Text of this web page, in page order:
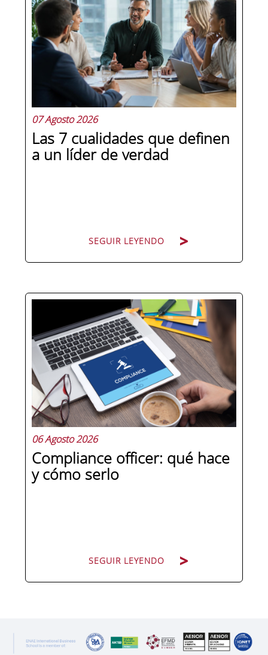
07 Agosto 2026
Las 7 cualidades que definen
a un líder de verdad
SEGUIR LEYENDO
Hay personas que ocupan puestos de
dirección y hay personas que lideran.
La diferencia no está en el cargo ni en
la antigüedad, sino en un conjunto de
competencias que se pueden
aprender, practicar y medir. Si te
preguntas qué separa a un directivo...
06 Agosto 2026
Compliance officer: qué hace
y cómo serlo
SEGUIR LEYENDO
en la estructura corporativa española
en la última década como el